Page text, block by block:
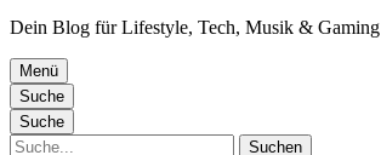
Dein Blog für Lifestyle, Tech, Musik & Gaming
Menü
Suche
Suche
Suche